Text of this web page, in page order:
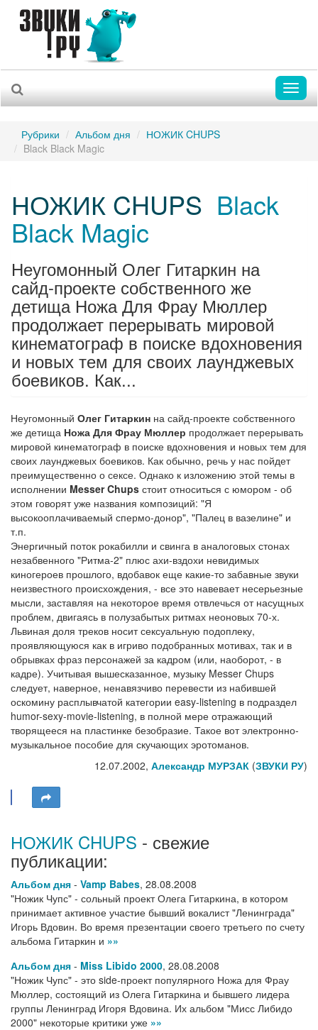
Рубрики Альбом дня
НОЖИК CHUPS
Black Black Magic
НОЖИК CHUPS Black
Black Magic
Неугомонный Олег Гитаркин на
сайд-проекте собственного же
детища Ножа Для Фрау Мюллер
продолжает перерывать мировой
кинематограф в поиске вдохновения
и новых тем для своих лаунджевых
боевиков. Как...
Неугомонный Олег Гитаркин на сайд-проекте собственного
же детища Ножа Для Фрау Мюллер продолжает перерывать
мировой кинематограф в поиске вдохновения и новых тем для
своих лаунджевых боевиков. Как обычно, речь у нас пойдет
преимущественно о сексе. Однако к изложению этой темы в
исполнении Messer Chups стоит относиться с юмором - об
этом говорят уже названия композиций: "Я
высокооплачиваемый спермо-донор", "Палец в вазелине" и
т.п.
Энергичный поток рокабилли и свинга в аналоговых стонах
незабвенного "Ритма-2" плюс ахи-вздохи невидимых
киногероев прошлого, вдобавок еще какие-то забавные звуки
неизвестного происхождения, - все это навевает несерьезные
мысли, заставляя на некоторое время отвлечься от насущных
проблем, двигаясь в полузабытых ритмах неоновых 70-х.
Львиная доля треков носит сексуальную подоплеку,
проявляющуюся как в игриво подобранных мотивах, так и в
обрывках фраз персонажей за кадром (или, наоборот, - в
кадре). Учитывая вышесказанное, музыку Messer Chups
следует, наверное, ненавязчиво перевести из набившей
оскомину расплывчатой категории easy-listening в подраздел
humor-sexy-movie-listening, в полной мере отражающий
творящееся на пластинке безобразие. Такое вот электронно-
музыкальное пособие для скучающих эротоманов.
12.07.2002, Александр МУРЗАК (ЗВУКИ РУ)
НОЖИК CHUPS - свежие
публикации:
Альбом дня - Vamp Babes, 28.08.2008
"Ножик Чупс" - сольный проект Олега Гитаркина, в котором
принимает активное участие бывший вокалист "Ленинграда"
Игорь Вдовин. Во время презентации своего третьего по счету
альбома Гитаркин и »»
Альбом дня - Miss Libido 2000, 28.08.2008
"Ножик Чупс" - это side-проект популярного Ножа для Фрау
Мюллер, состоящий из Олега Гитаркина и бывшего лидера
группы Ленинград Игоря Вдовина. Их альбом "Мисс Либидо
2000" некоторые критики уже »»